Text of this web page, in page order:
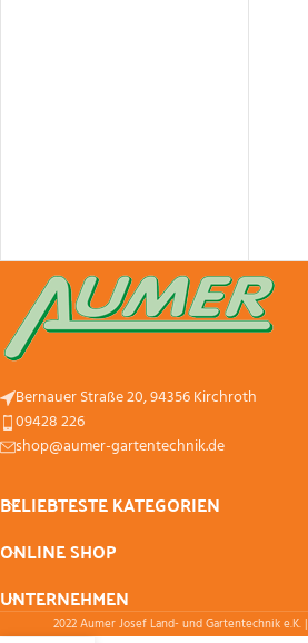
Bernauer Straße 20, 94356 Kirchroth
09428 226
shop@aumer-gartentechnik.de
BELIEBTESTE KATEGORIEN
ONLINE SHOP
UNTERNEHMEN
2022 Aumer Josef Land- und Gartentechnik e.K. |